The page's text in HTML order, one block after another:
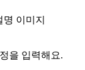
을 입력해요.